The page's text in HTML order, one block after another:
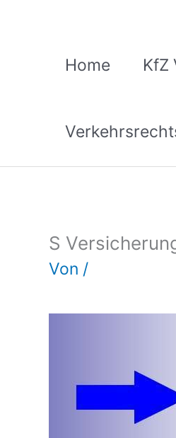
Home KfZ
S
Von /